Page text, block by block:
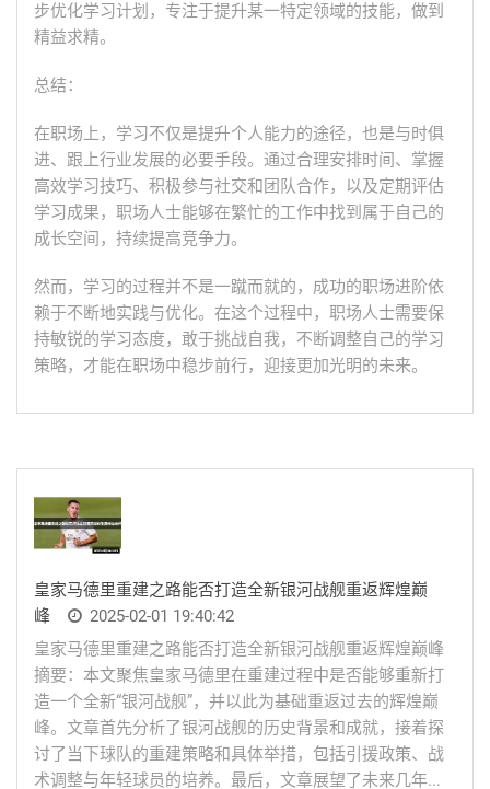
步优化学习计划，专注于提升某一特定领域的技能，做到
精益求精。
总结：
在职场上，学习不仅是提升个人能力的途径，也是与时俱
进、跟上行业发展的必要手段。通过合理安排时间、掌握
高效学习技巧、积极参与社交和团队合作，以及定期评估
学习成果，职场人士能够在繁忙的工作中找到属于自己的
成长空间，持续提高竞争力。
然而，学习的过程并不是一蹴而就的，成功的职场进阶依
赖于不断地实践与优化。在这个过程中，职场人士需要保
持敏锐的学习态度，敢于挑战自我，不断调整自己的学习
策略，才能在职场中稳步前行，迎接更加光明的未来。
皇家马德里重建之路能否打造全新银河战舰重返辉煌巅
峰
2025-02-01 19:40:42
皇家马德里重建之路能否打造全新银河战舰重返辉煌巅峰
摘要：本文聚焦皇家马德里在重建过程中是否能够重新打
造一个全新“银河战舰”，并以此为基础重返过去的辉煌巅
峰。文章首先分析了银河战舰的历史背景和成就，接着探
讨了当下球队的重建策略和具体举措，包括引援政策、战
术调整与年轻球员的培养。最后，文章展望了未来几年...